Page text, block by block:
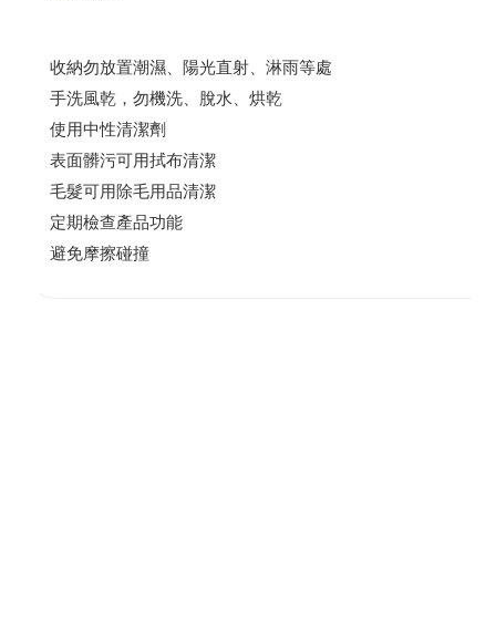
收納勿放置潮濕、陽光直射、淋雨等處
手洗風乾，勿機洗、脫水、烘乾
使用中性清潔劑
表面髒污可用拭布清潔
毛髮可用除毛用品清潔
定期檢查產品功能
避免摩擦碰撞